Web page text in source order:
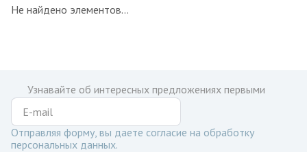
Не найдено элементов...
Узнавайте об интересных предложениях первыми
Отправляя форму, вы даете согласие на обработку
персональных данных.